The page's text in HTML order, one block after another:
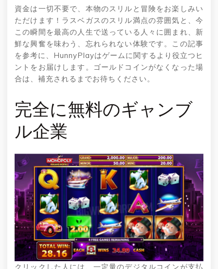
資金は一切不要で、本物のスリルと冒険をお楽しみい
ただけます！ラスベガスのスリル満点の雰囲気と、今
この瞬間を最高の人生で送っている人々に囲まれ、新
鮮な興奮を味わう、忘れられない体験です。この記事
を参考に、HunnyPlayはゲームに関するより役立つヒ
ントをお届けします。ゴールドコインがなくなった場
合は、補充されるまでお待ちください。
完全に無料のギャンブ
ル企業
クリックした人には、一定量のデジタルコインが支払